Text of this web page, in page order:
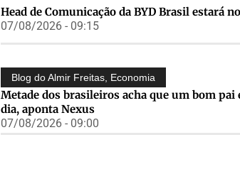
Head de Comunicação da BYD Brasil estará
07/08/2026 - 09:15
Blog do Almir Freitas Economia
Metade dos brasileiros acha que um bom pai
dia, aponta Nexus
07/08/2026 - 09:00